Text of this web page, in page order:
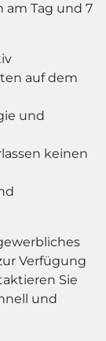
am Tag und 7
auf dem
und
keinen
Verfügung
Sie
und